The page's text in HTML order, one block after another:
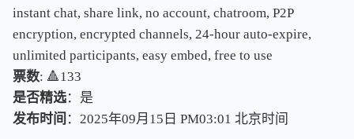
instant chat, share link, no account, chatroom, P2P
encryption, encrypted channels, 24-hour auto-expire,
unlimited participants, easy embed, free to use
票数: 🔺133
是否精选：是
发布时间 ：2025年09月15日 PM03:01 北京时间
北京时间